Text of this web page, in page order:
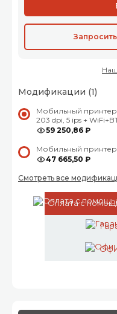
Модификации (1)
Мобильный принтер
203 dpi, 5 ips +
59 250,86 ₽
Мобильный принтер
47 665,50 ₽
Смотреть все
Оплата с